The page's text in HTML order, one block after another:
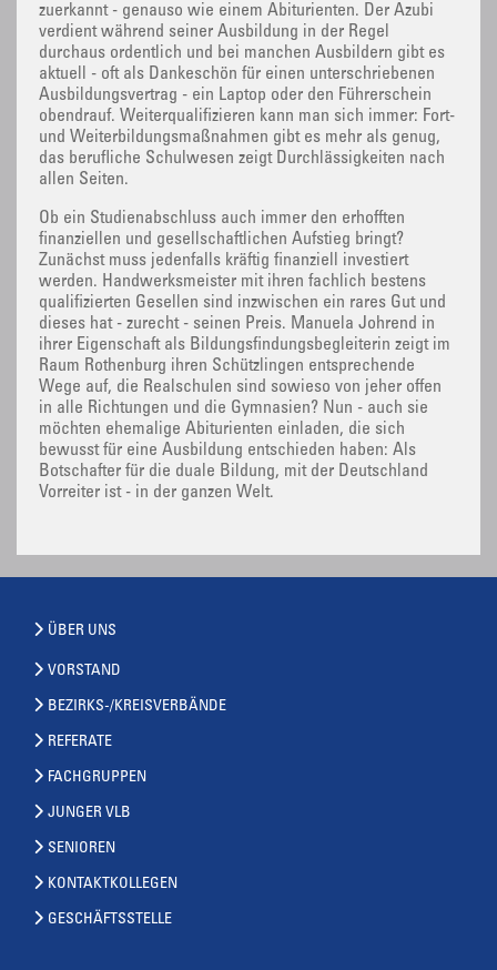
zuerkannt - genauso wie einem Abiturienten. Der Azubi
verdient während seiner Ausbildung in der Regel
durchaus ordentlich und bei manchen Ausbildern gibt es
aktuell - oft als Dankeschön für einen unterschriebenen
Ausbildungsvertrag - ein Laptop oder den Führerschein
obendrauf. Weiterqualifizieren kann man sich immer: Fort-
und Weiterbildungsmaßnahmen gibt es mehr als genug,
das berufliche Schulwesen zeigt Durchlässigkeiten nach
allen Seiten.
Ob ein Studienabschluss auch immer den erhofften
finanziellen und gesellschaftlichen Aufstieg bringt?
Zunächst muss jedenfalls kräftig finanziell investiert
werden. Handwerksmeister mit ihren fachlich bestens
qualifizierten Gesellen sind inzwischen ein rares Gut und
dieses hat - zurecht - seinen Preis. Manuela Johrend in
ihrer Eigenschaft als Bildungsfindungsbegleiterin zeigt im
Raum Rothenburg ihren Schützlingen entsprechende
Wege auf, die Realschulen sind sowieso von jeher offen
in alle Richtungen und die Gymnasien? Nun - auch sie
möchten ehemalige Abiturienten einladen, die sich
bewusst für eine Ausbildung entschieden haben: Als
Botschafter für die duale Bildung, mit der Deutschland
Vorreiter ist - in der ganzen Welt.
ÜBER UNS
VORSTAND
BEZIRKS-/KREISVERBÄNDE
REFERATE
FACHGRUPPEN
JUNGER VLB
SENIOREN
KONTAKTKOLLEGEN
GESCHÄFTSSTELLE